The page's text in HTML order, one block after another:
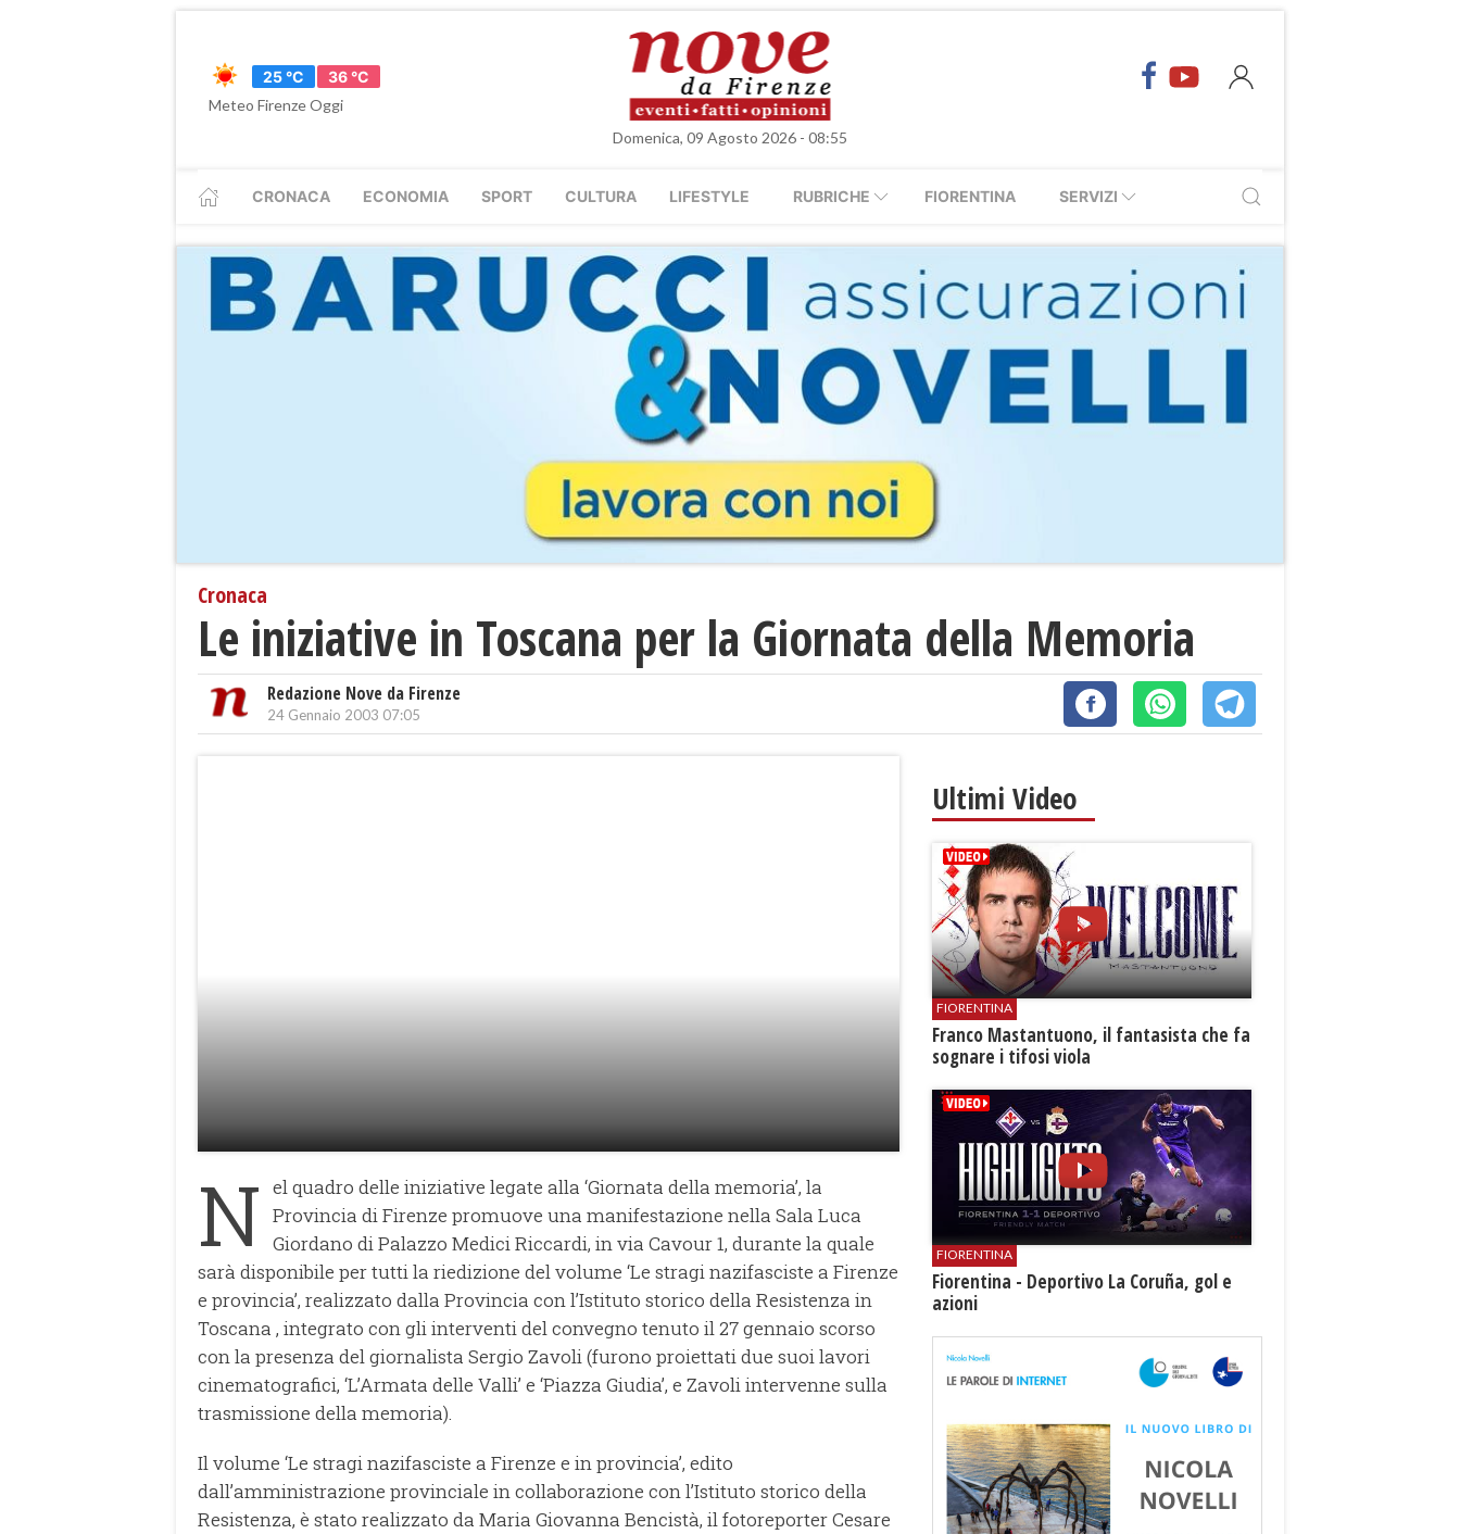
25 °C
36 °C
Meteo Firenze Oggi
Domenica, 09 Agosto 2026 - 08:55
CRONACA ECONOMIA SPORT CULTURA LIFESTYLE RUBRICHE FIORENTINA SERVIZI
Cronaca
Le iniziative in Toscana per la Giornata della Memoria
Redazione Nove da Firenze
24 Gennaio 2003 07:05
N el quadro delle iniziative legate alla ‘Giornata della memoria’, la
Provincia di Firenze promuove una manifestazione nella Sala Luca
Giordano di Palazzo Medici Riccardi, in via Cavour 1, durante la quale
sarà disponibile per tutti la riedizione del volume ‘Le stragi nazifasciste a Firenze
e provincia’, realizzato dalla Provincia con l’Istituto storico della Resistenza in
Toscana , integrato con gli interventi del convegno tenuto il 27 gennaio scorso
con la presenza del giornalista Sergio Zavoli (furono proiettati due suoi lavori
cinematografici, ‘L’Armata delle Valli’ e ‘Piazza Giudia’, e Zavoli intervenne sulla
trasmissione della memoria).
Il volume ‘Le stragi nazifasciste a Firenze e in provincia’, edito
dall’amministrazione provinciale in collaborazione con l’Istituto storico della
Resistenza, è stato realizzato da Maria Giovanna Bencistà, il fotoreporter Cesare
Ultimi Video
FIORENTINA
Franco Mastantuono, il fantasista che fa
sognare i tifosi viola
FIORENTINA
Fiorentina - Deportivo La Coruña, gol e
azioni